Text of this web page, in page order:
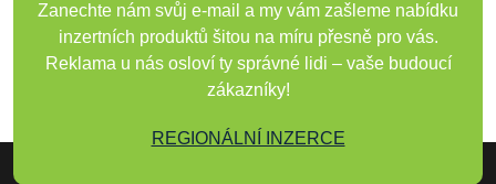
Zanechte nám svůj e-mail a my vám zašleme nabídku
inzertních produktů šitou na míru přesně pro vás.
Reklama u nás osloví ty správné lidi – vaše budoucí
zákazníky!
REGIONÁLNÍ INZERCE